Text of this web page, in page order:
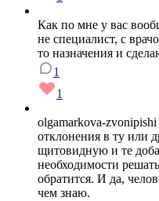
Как по мне у вас
не специалист, с
то назначения и
1
1
olgamarkova-zvonipishi
отклонения в ту или
щитовидную и те
необходимости
обратится. И да,
чем знаю.